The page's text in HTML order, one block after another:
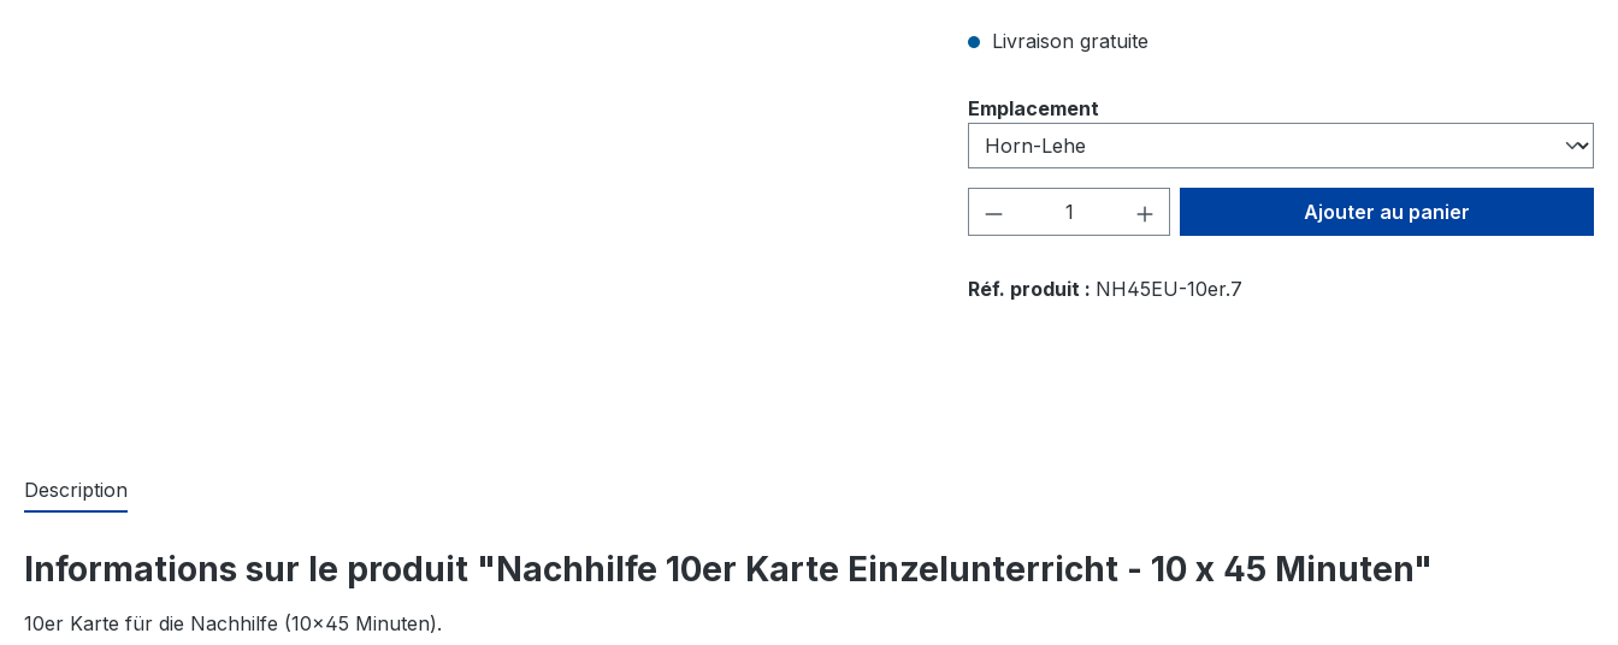
Livraison gratuite
Sélectionnez
Emplacement
Quantité de produit : Entrez la quantité
Ajouter au panier
Réf. produit : NH45EU-10er.7
Description
Informations sur le produit "Nachhilfe 10er Karte Einzelunterricht - 10 x 45 Minuten"
10er Karte für die Nachhilfe (10×45 Minuten).